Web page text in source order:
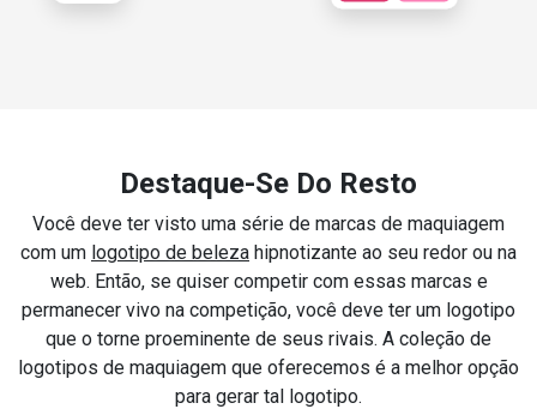
Destaque-Se Do Resto
Você deve ter visto uma série de marcas de maquiagem
com um logotipo de beleza hipnotizante ao seu redor ou na
web. Então, se quiser competir com essas marcas e
permanecer vivo na competição, você deve ter um logotipo
que o torne proeminente de seus rivais. A coleção de
logotipos de maquiagem que oferecemos é a melhor opção
para gerar tal logotipo.